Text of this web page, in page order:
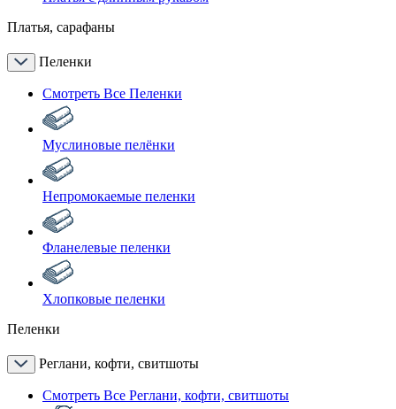
Платья, сарафаны
Пеленки
Смотреть Все Пеленки
Муслиновые пелёнки
Непромокаемые пеленки
Фланелевые пеленки
Хлопковые пеленки
Пеленки
Реглани, кофти, свитшоты
Смотреть Все Реглани, кофти, свитшоты